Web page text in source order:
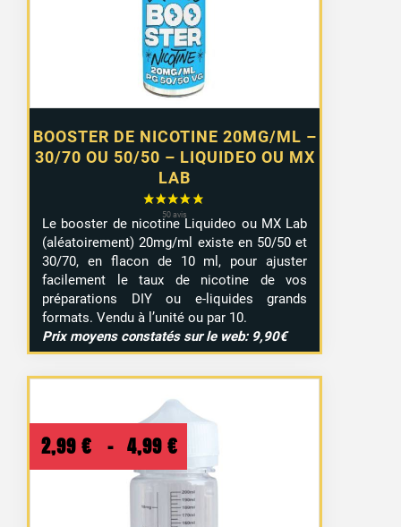
BOOSTER DE NICOTINE 20MG/ML –
30/70 OU 50/50 – LIQUIDEO OU MX
LAB
à
7,99 €
Le booster de nicotine Liquideo ou MX Lab
(aléatoirement) 20mg/ml existe en 50/50 et
30/70, en flacon de 10 ml, pour ajuster
facilement le taux de nicotine de vos
préparations DIY ou e-liquides grands
formats. Vendu à l’unité ou par 10.
Prix moyens constatés sur le web: 9,90€
2,99 € – 4,99 €
de
prix :